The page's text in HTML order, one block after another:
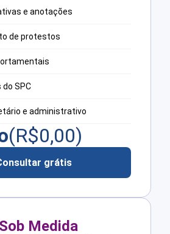
e anotações
de protestos
SPC
e administrativo
(R$0,00)
grátis
Medida